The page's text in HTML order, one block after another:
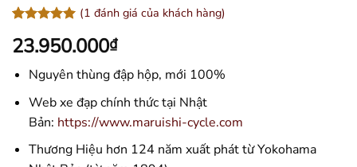
dựa trên
đánh giá
(1 đánh giá của khách hàng)
23.950.000₫
Nguyên thùng đập hộp, mới 100%
Web xe đạp chính thức tại Nhật
Bản: https://www.maruishi-cycle.com
Thương Hiệu hơn 124 năm xuất phát từ Yokohama